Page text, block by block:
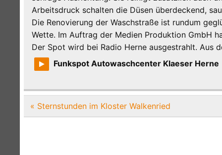
Arbeitsdruck schalten die Düsen überdeckend,
Die Renovierung der Waschstraße ist rundum
Wette. Im Auftrag der Medien Produktion GmbH
Der Spot wird bei Radio Herne ausgestrahlt. Aus
Funkspot Autowaschcenter Klaeser Herne
Beitragsnavigation
« Sternstunden im Kloster Walkenried